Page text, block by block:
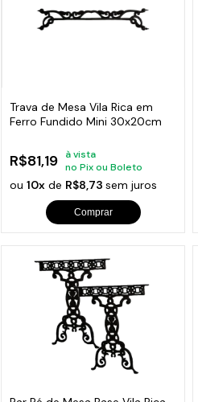
Trava de Mesa Vila Rica em
Ferro Fundido Mini 30x20cm
R$81,19
à vista
no Pix ou Boleto
ou10x de R$8,73sem juros
Comprar